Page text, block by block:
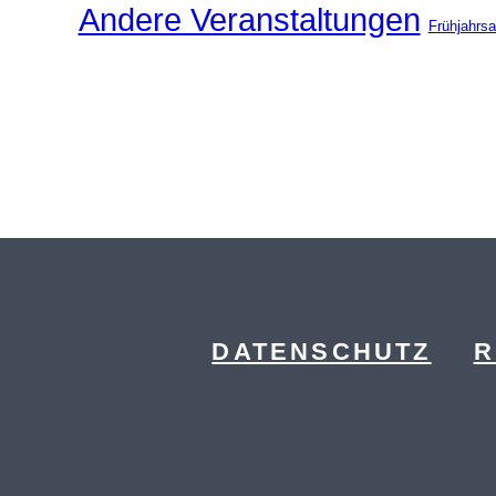
Andere Veranstaltungen
DATENSCHUTZ